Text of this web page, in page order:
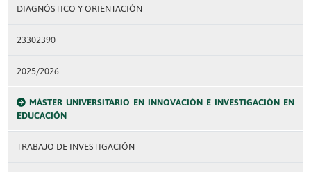
DIAGNÓSTICO Y ORIENTACIÓN
23302390
2025/2026
MÁSTER UNIVERSITARIO EN INNOVACIÓN E INVESTIGACIÓN EN
EDUCACIÓN
TRABAJO DE INVESTIGACIÓN